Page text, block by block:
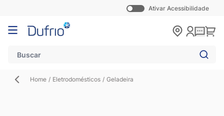
Ativar Acessibilidade
Pular para o conteúdo
Home / Eletrodomésticos / Geladeira